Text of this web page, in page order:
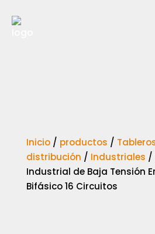
Inicio/ productos /
distribución / Industriales /
Industrial de Baja Tensión
Bifásico 16 Circuitos